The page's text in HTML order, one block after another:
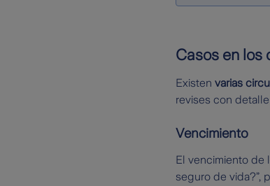
Casos en los
Existen varias
revises con
Vencimiento
El vencimiento de
seguro de vida?”,